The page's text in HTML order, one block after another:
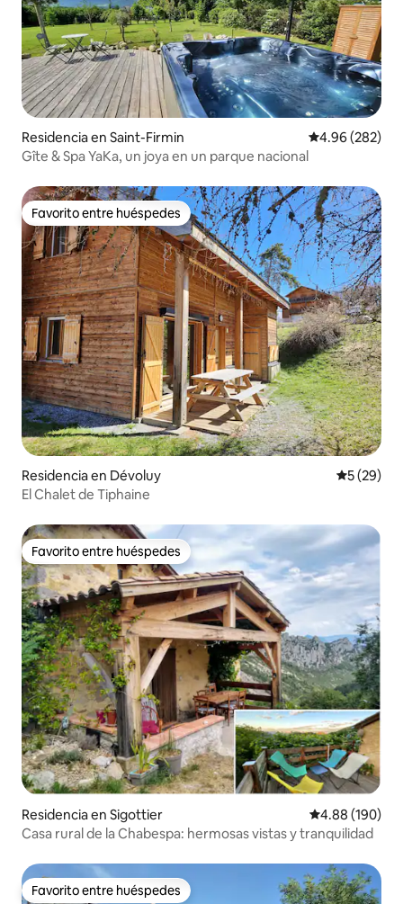
Residencia en Saint-Firmin Calificación
4.96 (282)
Gîte & Spa YaKa, un joya en un parque nacional
Favorito entre huéspedes
Favorito entre huéspedes
Residencia en Dévoluy
5 (29)
El Chalet de Tiphaine
Favorito entre huéspedes
Favorito entre huéspedes
Residencia en Sigottier Calificación
4.88 (190)
Casa rural de la Chabespa: hermosas vistas y tranquilidad
Favorito entre huéspedes
Favorito entre huéspedes